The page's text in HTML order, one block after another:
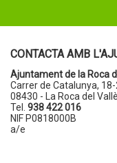
CONTACTA AMB
Ajuntament de la Roca
Carrer de Catalunya,
08430 - La Roca del
Tel. 938 422 016
NIF P0818000B
a/e